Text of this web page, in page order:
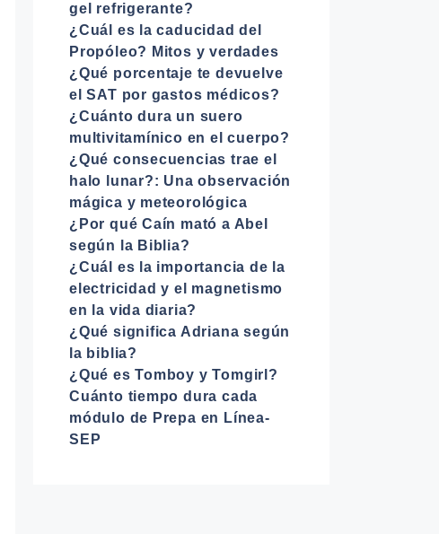
gel refrigerante?
¿Cuál es la caducidad del
Propóleo? Mitos y verdades
¿Qué porcentaje te devuelve
el SAT por gastos médicos?
¿Cuánto dura un suero
multivitamínico en el cuerpo?
¿Qué consecuencias trae el
halo lunar?: Una observación
mágica y meteorológica
¿Por qué Caín mató a Abel
según la Biblia?
¿Cuál es la importancia de la
electricidad y el magnetismo
en la vida diaria?
¿Qué significa Adriana según
la biblia?
¿Qué es Tomboy y Tomgirl?
Cuánto tiempo dura cada
módulo de Prepa en Línea-
SEP